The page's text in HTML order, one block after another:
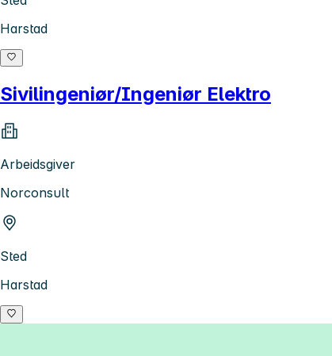
Harstad
Sivilingeniør/Ingeniør Elektro
Arbeidsgiver
Norconsult
Sted
Harstad